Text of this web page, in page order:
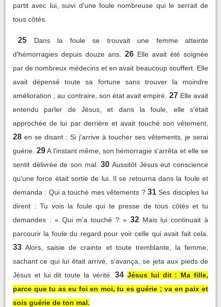
partit avec lui, suivi d'une foule nombreuse qui le serrait de
tous côtés.
25
Dans la foule se trouvait une femme atteinte
d'hémorragies depuis douze ans.
26 Elle avait été soignée
par de nombreux médecins et en avait beaucoup souffert. Elle
avait dépensé toute sa fortune sans trouver la moindre
amélioration ; au contraire, son état avait empiré. 27 Elle avait
entendu parler de Jésus, et dans la foule, elle s'était
approchée de lui par derrière et avait touché son vêtement,
28 en se disant : Si j'arrive à toucher ses vêtements, je serai
guérie. 29 A l'instant même, son hémorragie s'arrêta et elle se
sentit délivrée de son mal. 30 Aussitôt Jésus eut conscience
qu'une force était sortie de lui. Il se retourna dans la foule et
demanda : Qui a touché mes vêtements ? 31 Ses disciples lui
dirent : Tu vois la foule qui te presse de tous côtés et tu
demandes : « Qui m'a touché ? » 32 Mais lui continuait à
parcourir la foule du regard pour voir celle qui avait fait cela.
33 Alors, saisie de crainte et toute tremblante, la femme,
sachant ce qui lui était arrivé, s'avança, se jeta aux pieds de
Jésus et lui dit toute la vérité.
34 Jésus lui dit : Ma fille,
parce que tu as eu foi en moi, tu es guérie ; va en paix et
sois guérie de ton mal.